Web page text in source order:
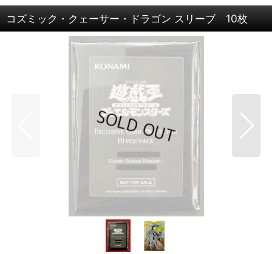
コズミック・クェーサー・ドラゴン スリーブ 10枚